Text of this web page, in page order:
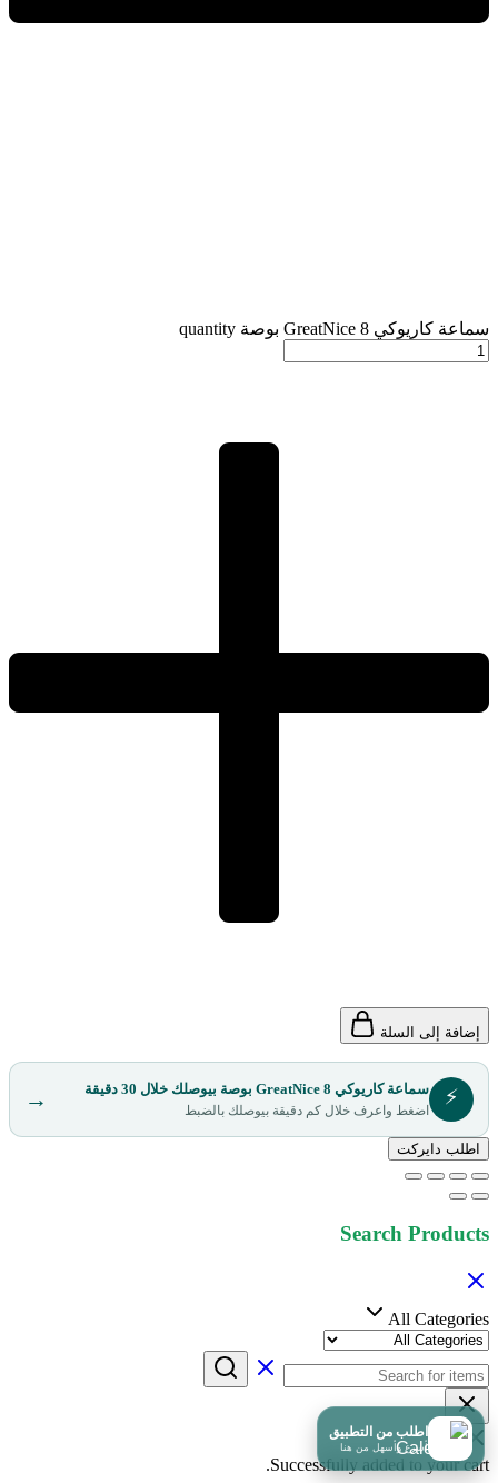
اطلب من التطبيق
أسرع وأسهل من هنا
سماعة كاريوكي GreatNice 8 بوصة quantity
إضافة إلى السلة
⚡ سماعة كاريوكي GreatNice 8 بوصة بيوصلك خلال 30 دقيقة
اضغط واعرف خلال كم دقيقة بيوصلك بالضبط →
اطلب دايركت
Search Products
All Categories
Successfully added to your cart.